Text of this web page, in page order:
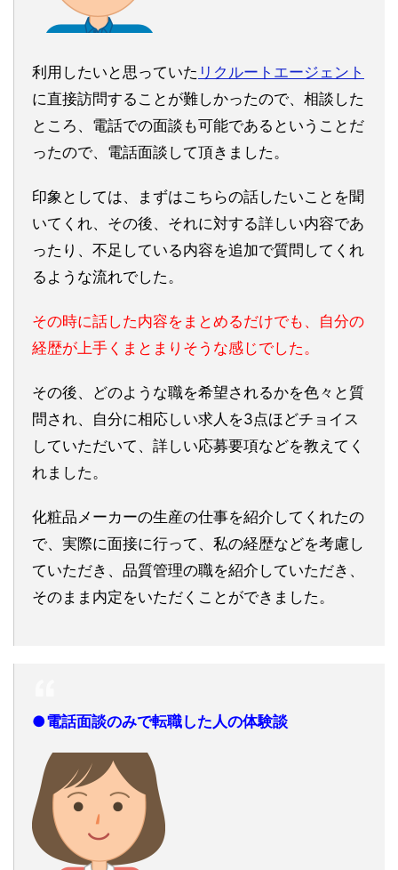
利用したいと思っていた リクルートエージェント
に直接訪問することが難しかったので、相談した
ところ、電話での面談も可能であるということだ
ったので、電話面談して頂きました。
印象としては、まずはこちらの話したいことを聞
いてくれ、その後、それに対する詳しい内容であ
ったり、不足している内容を追加で質問してくれ
るような流れでした。
その時に話した内容をまとめるだけでも、自分の
経歴が上手くまとまりそうな感じでした。
その後、どのような職を希望されるかを色々と質
問され、自分に相応しい求人を3点ほどチョイス
していただいて、詳しい応募要項などを教えてく
れました。
化粧品メーカーの生産の仕事を紹介してくれたの
で、実際に面接に行って、私の経歴などを考慮し
ていただき、品質管理の職を紹介していただき、
そのまま内定をいただくことができました。
●電話面談のみで転職した人の体験談